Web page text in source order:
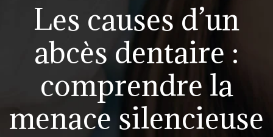
Les causes d’un
abcès dentaire :
comprendre la
menace silencieuse